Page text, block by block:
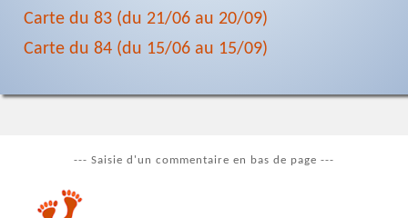
Carte du 83 (du 21/06 au 20/09)
Carte du 84 (du 15/06 au 15/09)
--- Saisie d'un commentaire en bas de page ---